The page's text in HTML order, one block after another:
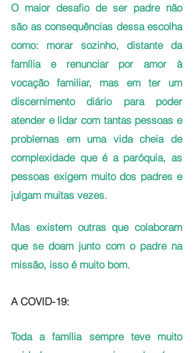
O maior desafio de ser padre não
são as consequências dessa escolha
como: morar sozinho, distante da
família e renunciar por amor à
vocação familiar, mas em ter um
discernimento diário para poder
atender e lidar com tantas pessoas e
problemas em uma vida cheia de
complexidade que é a paróquia, as
pessoas exigem muito dos padres e
julgam muitas vezes.
Mas existem outras que colaboram
que se doam junto com o padre na
missão, isso é muito bom.
A COVID-19:
Toda a família sempre teve muito